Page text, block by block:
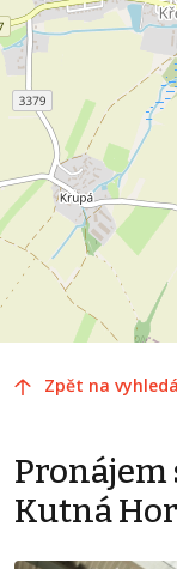
Zpět na
Pronájem
Kutná